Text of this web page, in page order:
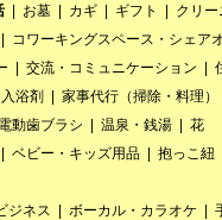
お墓 カギ ギフト
クリ
コワーキングスペース・シェア
交流・コミュニケーション
入浴剤 家事代行（掃除・料理）
動歯ブラシ 温泉・銭湯
花
ベビー・キッズ用品 抱っこ紐
ジネス ボーカル・カラオケ